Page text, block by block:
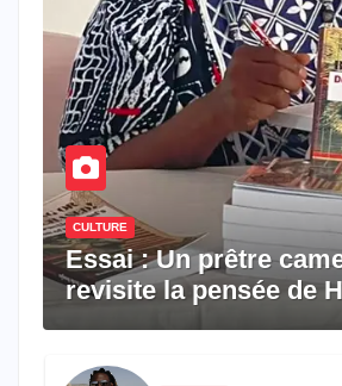
CULTURE
Essai : Un prêtre
revisite la pensée de